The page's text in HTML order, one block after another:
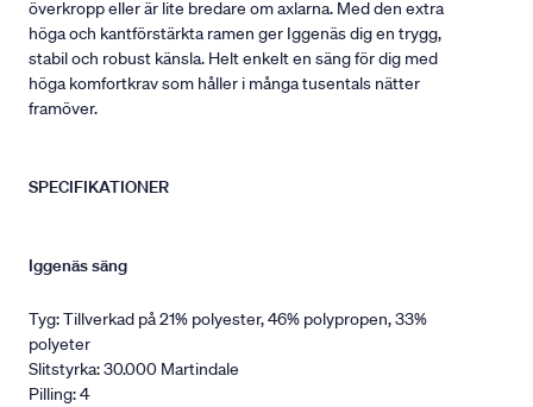
överkropp eller är lite bredare om axlarna. Med den extra
höga och kantförstärkta ramen ger Iggenäs dig en trygg,
stabil och robust känsla. Helt enkelt en säng för dig med
höga komfortkrav som håller i många tusentals nätter
framöver.
SPECIFIKATIONER
Iggenäs säng
Tyg: Tillverkad på 21% polyester, 46% polypropen, 33%
polyeter
Slitstyrka: 30.000 Martindale
Pilling: 4